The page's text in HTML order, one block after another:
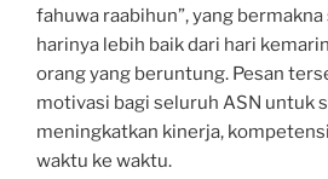
fahuwa raabihun”, yang bermakna
harinya lebih baik dari hari
orang yang beruntung. Pesan
motivasi bagi seluruh ASN untuk
meningkatkan kinerja,
waktu ke waktu.